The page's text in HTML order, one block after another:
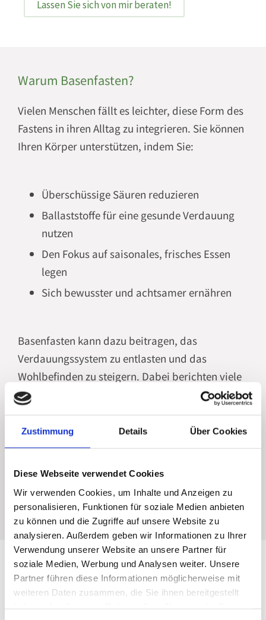
Zustimmung Details Über Cookies
Diese Webseite verwendet Cookies
Wir verwenden Cookies, um Inhalte und Anzeigen zu
personalisieren, Funktionen für soziale Medien anbieten
zu können und die Zugriffe auf unsere Website zu
analysieren. Außerdem geben wir Informationen zu Ihrer
Verwendung unserer Website an unsere Partner für
soziale Medien, Werbung und Analysen weiter. Unsere
Partner führen diese Informationen möglicherweise mit
weiteren Daten zusammen, die Sie ihnen bereitgestellt
Lassen Sie sich von mir beraten!
Warum Basenfasten?
Vielen Menschen fällt es leichter, diese Form des
Fastens in ihren Alltag zu integrieren. Sie können
Ihren Körper unterstützen, indem Sie:
Überschüssige Säuren reduzieren
Ballaststoffe für eine gesunde Verdauung
nutzen
Den Fokus auf saisonales, frisches Essen
legen
Sich bewusster und achtsamer ernähren
Basenfasten kann dazu beitragen, das
Verdauungssystem zu entlasten und das
Wohlbefinden zu steigern. Dabei berichten viele
Nutzerinnen und Nutzer von mehr Energie und
besserer Balance. Wer bei Hamburg Altona
wohnt oder arbeitet und etwas Gutes für Körper
und Geist tun möchte, kann es mit meiner
Persönliche Begleitung in Hamburg-
Eimsbüttel